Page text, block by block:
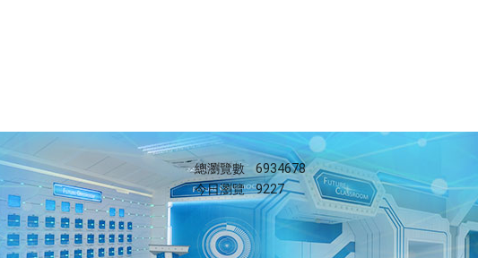
總瀏覽數
6934678
今日瀏覽
9227